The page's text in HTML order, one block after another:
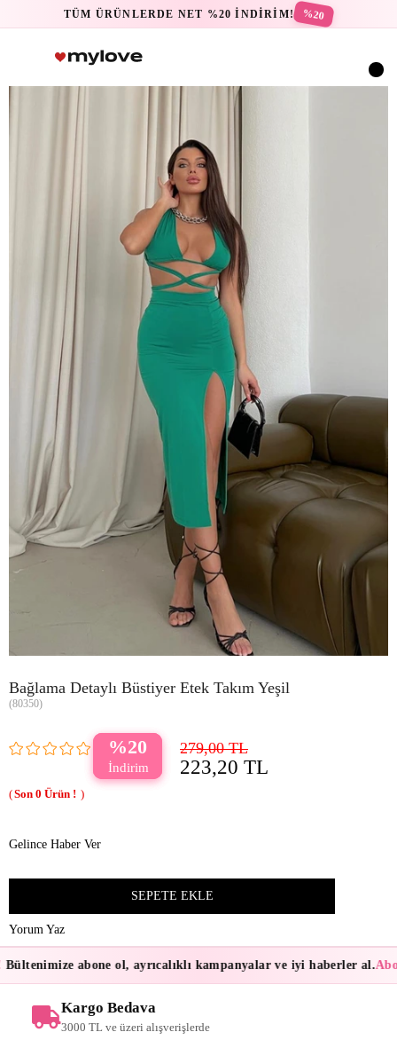
TÜM ÜRÜNLERDE NET %20 İNDİRİM! %20
Bağlama Detaylı Büstiyer Etek Takım Yeşil
(80350)
20 279,00 TL
223,20 TL
0
Gelince Haber Ver
Yorum Yaz
abone ol, ayrıcalıklı kampanyalar ve iyi haberler al.
Kargo Bedava
3000 TL ve üzeri alışverişlerde